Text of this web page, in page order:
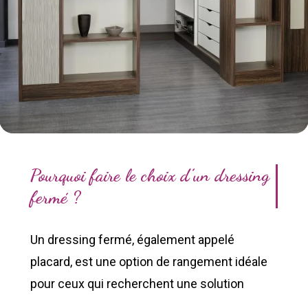
Pourquoi faire le choix d’un dressing
fermé ?
Un dressing fermé, également appelé
placard, est une option de rangement idéale
pour ceux qui recherchent une solution